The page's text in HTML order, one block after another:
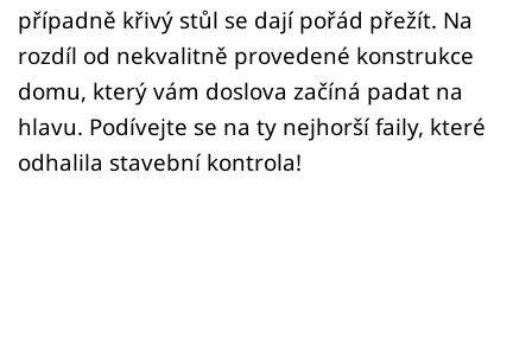
případně křivý stůl se dají pořád přežít. Na
rozdíl od nekvalitně provedené konstrukce
domu, který vám doslova začíná padat na
hlavu. Podívejte se na ty nejhorší faily, které
odhalila stavební kontrola!